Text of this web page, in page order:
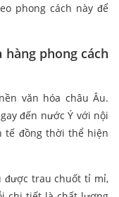
phong cách này để
phong cách
văn hóa châu Âu.
đến nước Ý với nội
tế đồng thời thể hiện
được trau chuốt tỉ mỉ,